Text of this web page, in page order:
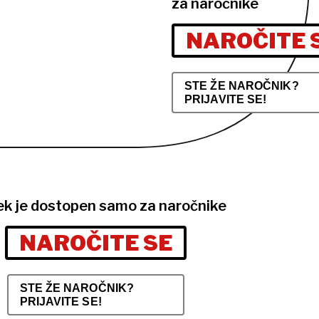
za naročnike
NAROČITE
STE ŽE NAROČNIK?
PRIJAVITE SE!
je dostopen samo za naročnike
NAROČITE SE
STE ŽE NAROČNIK?
PRIJAVITE SE!